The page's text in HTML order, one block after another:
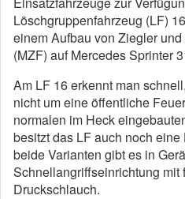
Löschgruppenfahrzeug (LF)
einem Aufbau von Ziegler
(MZF) auf Mercedes Sprinter
Am LF 16 erkennt man
nicht um eine öffentliche
normalen im Heck
besitzt das LF auch noch
beide Varianten gibt es in
Schnellangriffseinrichtung mit
Druckschlauch.